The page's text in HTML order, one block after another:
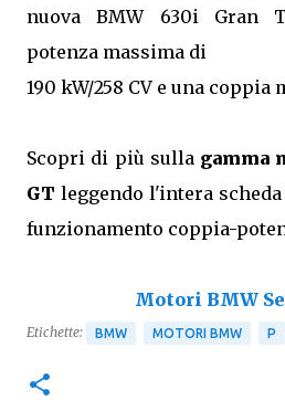
nuova BMW 630i Gran
potenza massima di
190 kW/258 CV e una coppia
Scopri di più sulla gamma
GT leggendo l'intera
funzionamento coppia-
Motori BMW
Etichette: BMW MOTORI BMW P